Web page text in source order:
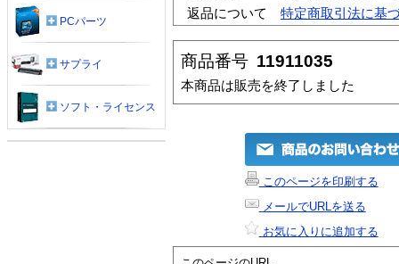
返品について
特定商取引法に基
商品番号 11911035
本商品は販売を終了しました
このページを印刷する
メールでURLを送る
お気に入りに追加する
PCパーツ
サプライ
ソフト・ライセンス